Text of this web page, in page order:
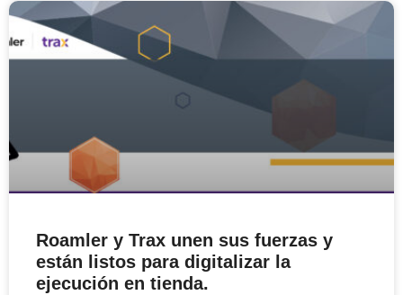
Roamler y Trax unen sus fuerzas y
están listos para digitalizar la
ejecución en tienda.